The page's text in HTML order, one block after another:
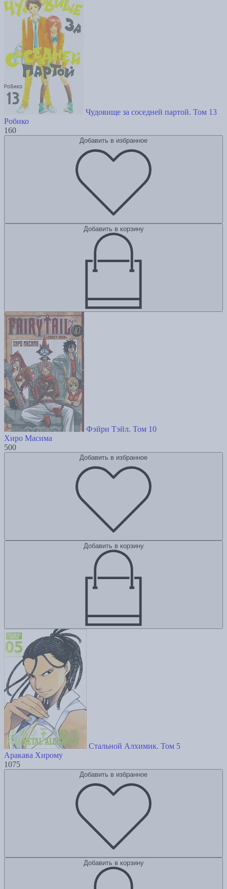
Чудовище за соседней партой. Том 13
Робико
160
Добавить в избранное
Добавить в корзину
Фэйри Тэйл. Том 10
Хиро Масима
500
Добавить в избранное
Добавить в корзину
Стальной Алхимик. Том 5
Аракава Хирому
1075
Добавить в избранное
Добавить в корзину